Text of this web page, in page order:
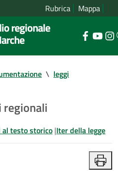
Rubrica Mappa
regionale
\ leggi
regionali
al testo storico |Iter della legge